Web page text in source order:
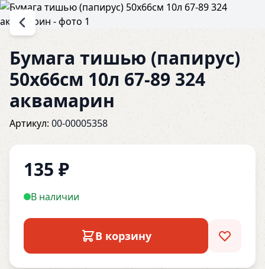
Бумага тишью (папирус)
50х66см 10л 67-89 324
аквамарин
Артикул: 00-00005358
135 ₽
В наличии
В корзину